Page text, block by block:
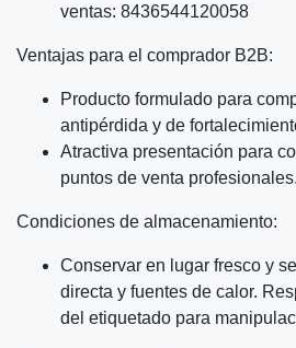
ventas: 8436544120058
Ventajas para el comprador B2B:
Producto formulado para
antipérdida y de
Atractiva presentación para
puntos de venta profesionales.
Condiciones de almacenamiento:
Conservar en lugar fresco y
directa y fuentes de calor.
del etiquetado para